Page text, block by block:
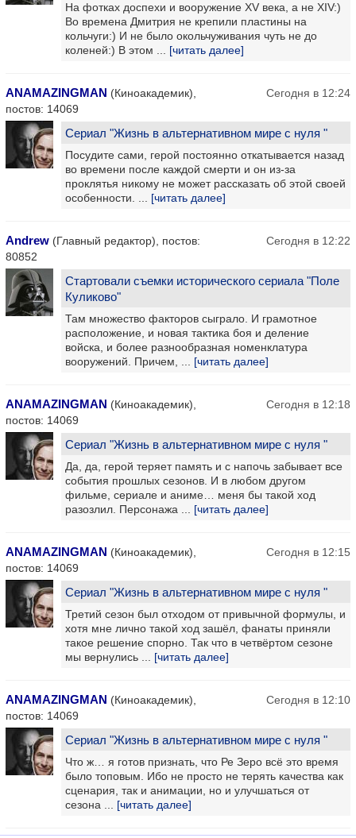
На фотках доспехи и вооружение XV века, а не XIV:)
Во времена Дмитрия не крепили пластины на
кольчуги:) И не было окольчуживания чуть не до
коленей:) В этом ... [читать далее]
ANAMAZINGMAN (Киноакадемик),
постов: 14069
Сегодня в 12:24
Сериал "Жизнь в альтернативном мире с нуля "
Посудите сами, герой постоянно откатывается назад
во времени после каждой смерти и он из-за
проклятья никому не может рассказать об этой своей
особенности. ... [читать далее]
Andrew (Главный редактор), постов:
80852
Сегодня в 12:22
Стартовали съемки исторического сериала "Поле
Куликово"
Там множество факторов сыграло. И грамотное
расположение, и новая тактика боя и деление
войска, и более разнообразная номенклатура
вооружений. Причем, ... [читать далее]
ANAMAZINGMAN (Киноакадемик),
постов: 14069
Сегодня в 12:18
Сериал "Жизнь в альтернативном мире с нуля "
Да, да, герой теряет память и с напочь забывает все
события прошлых сезонов. И в любом другом
фильме, сериале и аниме… меня бы такой ход
разозлил. Персонажа ... [читать далее]
ANAMAZINGMAN (Киноакадемик),
постов: 14069
Сегодня в 12:15
Сериал "Жизнь в альтернативном мире с нуля "
Третий сезон был отходом от привычной формулы, и
хотя мне лично такой ход зашёл, фанаты приняли
такое решение спорно. Так что в четвёртом сезоне
мы вернулись ... [читать далее]
ANAMAZINGMAN (Киноакадемик),
постов: 14069
Сегодня в 12:10
Сериал "Жизнь в альтернативном мире с нуля "
Что ж… я готов признать, что Ре Зеро всё это время
было топовым. Ибо не просто не терять качества как
сценария, так и анимации, но и улучшаться от
сезона ... [читать далее]